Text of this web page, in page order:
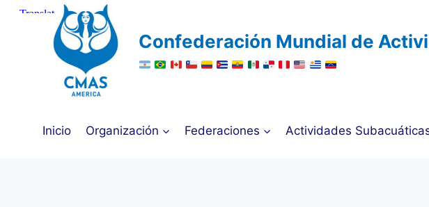
Saltar
contenido
Confederación Mundial de
Inicio Organización Federaciones Actividades